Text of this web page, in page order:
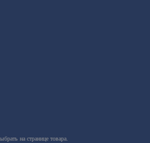
на странице товара.